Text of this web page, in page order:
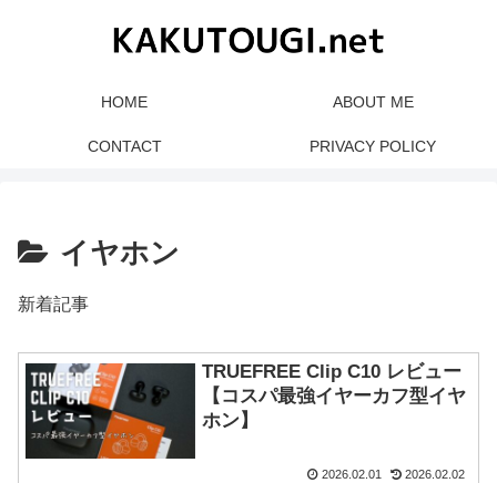
HOME ABOUT ME
CONTACT PRIVACY POLICY
イヤホン
新着記事
TRUEFREE Clip C10 レビュー
【コスパ最強イヤーカフ型イヤ
ホン】
2026.02.01 2026.02.02